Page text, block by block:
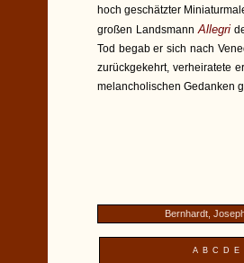
hoch geschätzter
großen LandsmannAllegri
Tod begab er sich nach
zurückgekehrt, verheiratete
melancholischen Gedanken
Bernhardt,
A B C D E